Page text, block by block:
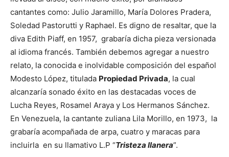
cantantes como: Julio Jaramillo, María Dolores Pradera,
Soledad Pastorutti y Raphael. Es digno de resaltar, que la
diva Edith Piaff, en 1957, grabaría dicha pieza versionada
al idioma francés. También debemos agregar a nuestro
relato, la conocida e inolvidable composición del español
Modesto López, titulada Propiedad Privada, la cual
alcanzaría sonado éxito en las destacadas voces de
Lucha Reyes, Rosamel Araya y Los Hermanos Sánchez.
En Venezuela, la cantante zuliana Lila Morillo, en 1973, la
grabaría acompañada de arpa, cuatro y maracas para
incluirla en su llamativo L.P “Tristeza llanera”.